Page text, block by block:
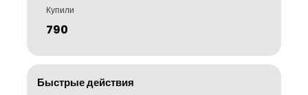
Купили
790
Быстрые действия